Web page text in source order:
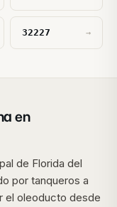
32227 →
en
de Florida del
por tanqueros a
el oleoducto desde